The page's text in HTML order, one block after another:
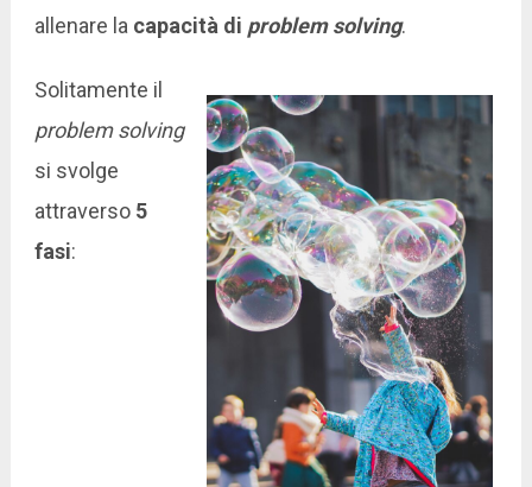
allenare la capacità di problem solving.
Solitamente il
problem solving
si svolge
attraverso 5
fasi: